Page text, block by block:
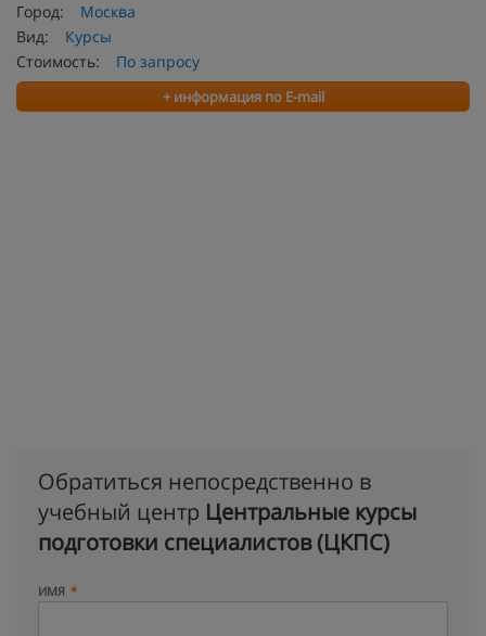
Город:
Москва
Вид:
Курсы
Стоимость:
По запросу
+ информация по E-mail
Обратиться непосредственно в
учебный центр Центральные курсы
подготовки специалистов (ЦКПС)
ИМЯ